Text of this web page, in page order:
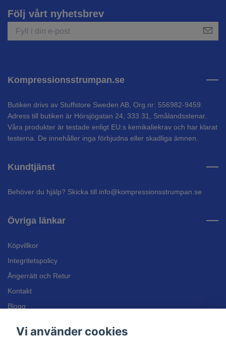
Följ vårt nyhetsbrev
Kompressionsstrumpan.se
Butiken drivs av Stuffstore Sweden AB, Org.nr: 556982-9459.
Adress till butiken är Hörsjögatan 24, 333 31, Smålandsstenar.
Våra produkter är testade enligt EU:s kemikaliekrav och har klarat
testerna. De innehåller inga förbjudna eller skadliga ämnen.
Kundtjänst
Behöver du hjälp? Skicka till info@kompressionsstrumpan.se
Övriga länkar
Köpvillkor
Integritetspolicy
Ångerrätt och Retur
Kontakt
Blogg
Inläggssulor
Vi använder cookies